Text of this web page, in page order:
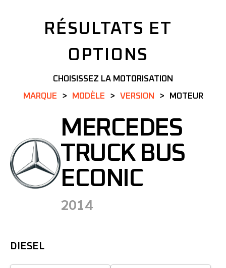
RÉSULTATS ET
OPTIONS
CHOISISSEZ LA MOTORISATION
MARQUE
MODÈLE VERSION MOTEUR
MERCEDES
TRUCK BUS
ECONIC
2014
DIESEL